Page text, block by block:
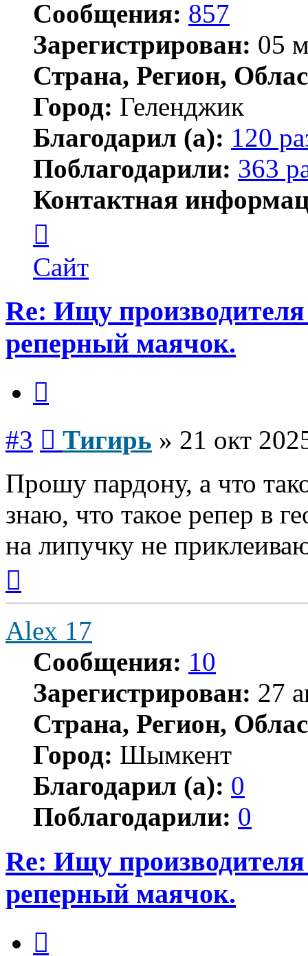
Сообщения: 857
Зарегистрирован: 05
Страна, Регион,
Город: Геленджик
Благодарил (а): 120
Поблагодарили: 363
Контактная
пользователя
Тигирь
Сайт
Re: Ищу
реперный маячок.
#3 Тигирь » 21 окт
Прошу пардону, а что
знаю, что такое репер в
на липучку не
началу
Alex 17
Сообщения: 10
Зарегистрирован: 27
Страна, Регион,
Город: Шымкент
Благодарил (а): 0
Поблагодарили: 0
Re: Ищу
реперный маячок.